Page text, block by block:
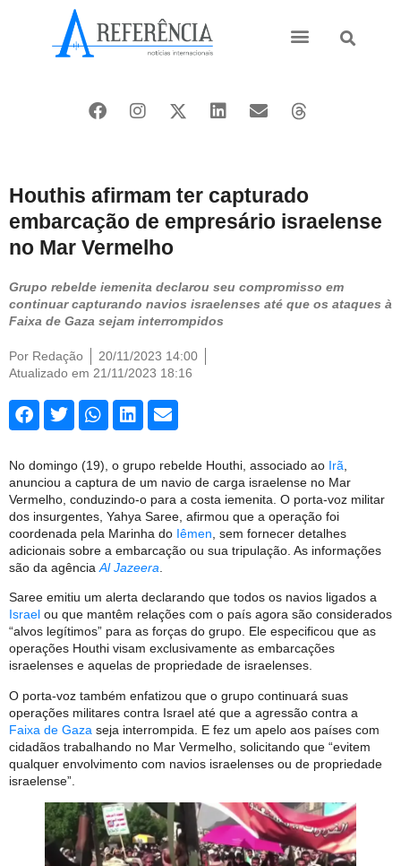
Houthis afirmam ter capturado
embarcação de empresário israelense
no Mar Vermelho
Grupo rebelde iemenita declarou seu compromisso em
continuar capturando navios israelenses até que os ataques à
Faixa de Gaza sejam interrompidos
Por Redação
20/11/2023 14:00
Atualizado em 21/11/2023 18:16
No domingo (19), o grupo rebelde Houthi, associado ao Irã
anunciou a captura de um navio de carga israelense no Mar
Vermelho, conduzindo-o para a costa iemenita. O porta-voz militar
dos insurgentes, Yahya Saree, afirmou que a operação foi
coordenada pela Marinha do Iêmen , sem fornecer detalhes
adicionais sobre a embarcação ou sua tripulação. As informações
são da agência Al Jazeera
Saree emitiu um alerta declarando que todos os navios ligados a
Israel ou que mantêm relações com o país agora são considerados
“alvos legítimos” para as forças do grupo. Ele especificou que as
operações Houthi visam exclusivamente as embarcações
israelenses e aquelas de propriedade de israelenses.
O porta-voz também enfatizou que o grupo continuará suas
operações militares contra Israel até que a agressão contra a
Faixa de Gaza seja interrompida. E fez um apelo aos países com
cidadãos trabalhando no Mar Vermelho, solicitando que “evitem
qualquer envolvimento com navios israelenses ou de propriedade
israelense”.